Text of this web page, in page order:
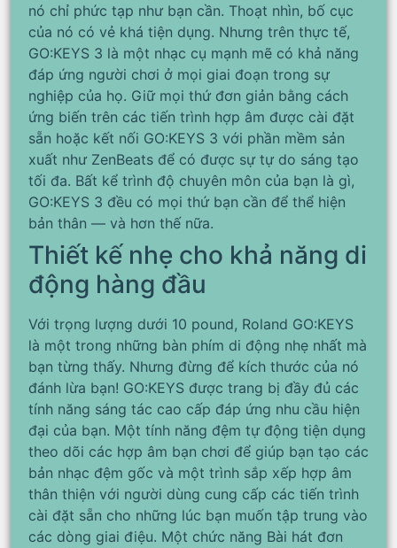
nó chỉ phức tạp như bạn cần. Thoạt nhìn, bố cục
của nó có vẻ khá tiện dụng. Nhưng trên thực tế,
GO:KEYS 3 là một nhạc cụ mạnh mẽ có khả năng
đáp ứng người chơi ở mọi giai đoạn trong sự
nghiệp của họ. Giữ mọi thứ đơn giản bằng cách
ứng biến trên các tiến trình hợp âm được cài đặt
sẵn hoặc kết nối GO:KEYS 3 với phần mềm sản
xuất như ZenBeats để có được sự tự do sáng tạo
tối đa. Bất kể trình độ chuyên môn của bạn là gì,
GO:KEYS 3 đều có mọi thứ bạn cần để thể hiện
bản thân — và hơn thế nữa.
Thiết kế nhẹ cho khả năng di
động hàng đầu
Với trọng lượng dưới 10 pound, Roland GO:KEYS
là một trong những bàn phím di động nhẹ nhất mà
bạn từng thấy. Nhưng đừng để kích thước của nó
đánh lừa bạn! GO:KEYS được trang bị đầy đủ các
tính năng sáng tác cao cấp đáp ứng nhu cầu hiện
đại của bạn. Một tính năng đệm tự động tiện dụng
theo dõi các hợp âm bạn chơi để giúp bạn tạo các
bản nhạc đệm gốc và một trình sắp xếp hợp âm
thân thiện với người dùng cung cấp các tiến trình
cài đặt sẵn cho những lúc bạn muốn tập trung vào
các dòng giai điệu. Một chức năng Bài hát đơn